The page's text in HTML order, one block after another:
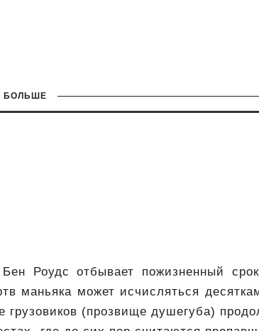
БОЛЬШЕ
Роудс отбывает пожизненный
маньяка может исчисляться
грузовиков (прозвище душегуба)